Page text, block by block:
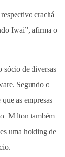
crachá
Iwai”, afirma o
sócio de diversas
Segundo o
as empresas
Milton também
uma holding de